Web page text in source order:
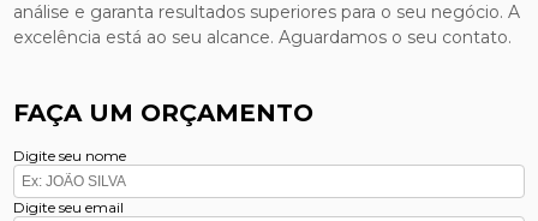
análise e garanta resultados superiores para o seu negócio. A
excelência está ao seu alcance. Aguardamos o seu contato.
FAÇA UM ORÇAMENTO
Digite seu nome
Digite seu email